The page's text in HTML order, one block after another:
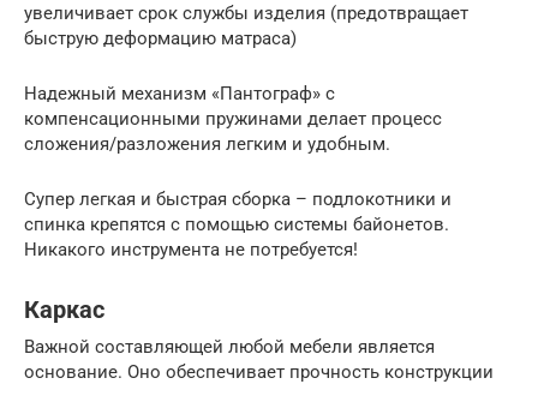
увеличивает срок службы изделия (предотвращает
быструю деформацию матраса)
Надежный механизм «Пантограф» с
компенсационными пружинами делает процесс
сложения/разложения легким и удобным.
Супер легкая и быстрая сборка – подлокотники и
спинка крепятся с помощью системы байонетов.
Никакого инструмента не потребуется!
Каркас
Важной составляющей любой мебели является
основание. Оно обеспечивает прочность конструкции